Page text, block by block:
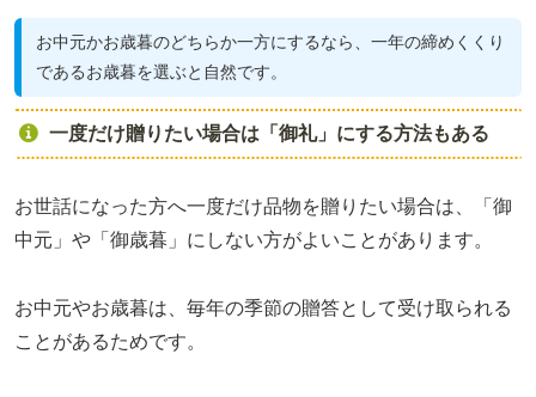
お中元かお歳暮のどちらか一方にするなら、一年の締めくくり
であるお歳暮を選ぶと自然です。
一度だけ贈りたい場合は「御礼」にする方法もある
お世話になった方へ一度だけ品物を贈りたい場合は、「御
中元」や「御歳暮」にしない方がよいことがあります。
お中元やお歳暮は、毎年の季節の贈答として受け取られる
ことがあるためです。